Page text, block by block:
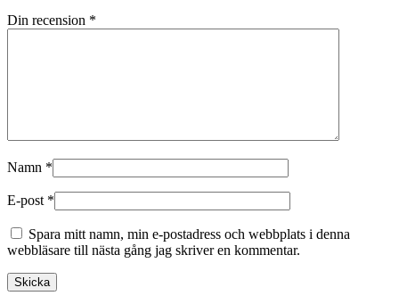
Din recension *
Namn *
E-post *
Spara mitt namn, min e-postadress och webbplats i denna
webbläsare till nästa gång jag skriver en kommentar.